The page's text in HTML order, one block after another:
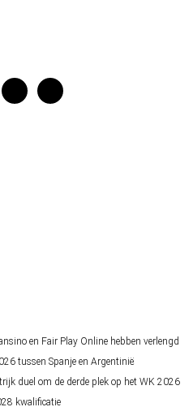
2028 kwalificatie
en Fair Play Online hebben verlengd
tussen Spanje en Argentinië
duel om de derde plek op het WK 2026
kwalificatie